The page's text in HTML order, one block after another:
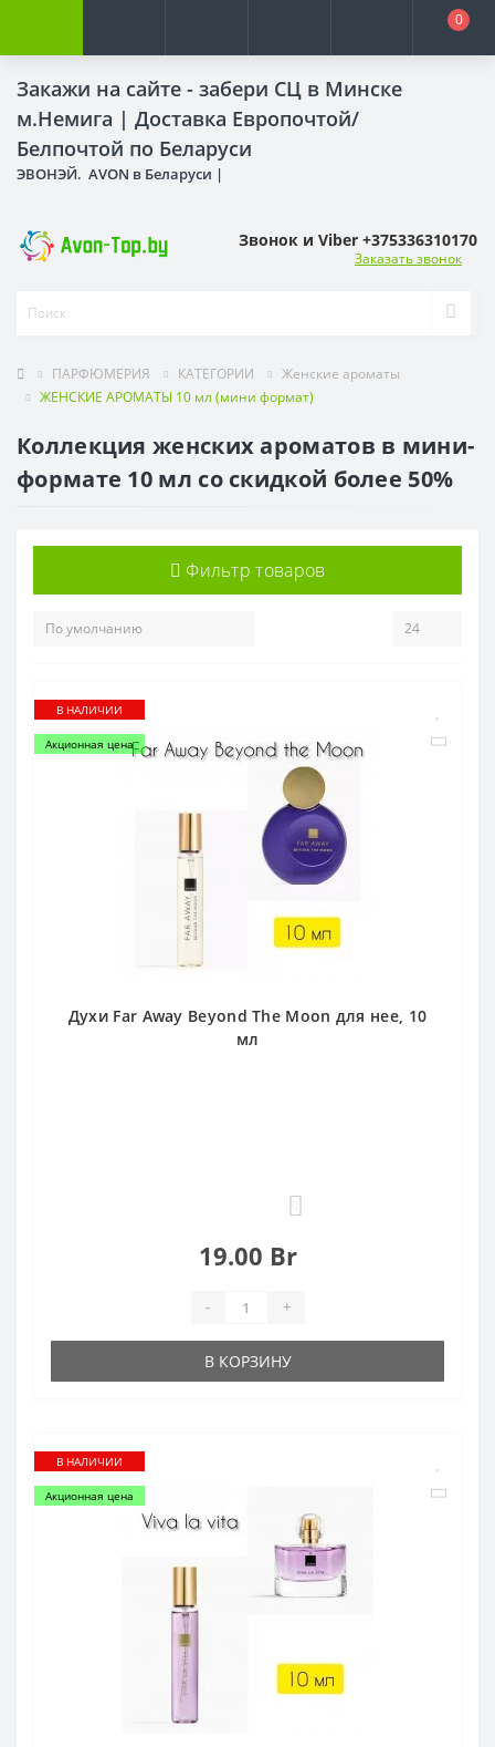
Закажи на сайте - забери СЦ в Минске
м.Немига | Доставка Европочтой/
Белпочтой по Беларуси
ЭВОНЭЙ. AVON в Беларуси |
0
Звонок и Viber +375336310170
Заказать звонок
ПАРФЮМЕРИЯ КАТЕГОРИИ
Женские ароматы
ЖЕНСКИЕ АРОМАТЫ 10 мл (мини формат)
Коллекция женских ароматов в мини-
формате 10 мл со скидкой более 50%
Фильтр товаров
В НАЛИЧИИ
Акционная цена
Духи Far Away Beyond The Moon для нее, 10
мл
19.00 Br
- +
В КОРЗИНУ
В НАЛИЧИИ
Акционная цена